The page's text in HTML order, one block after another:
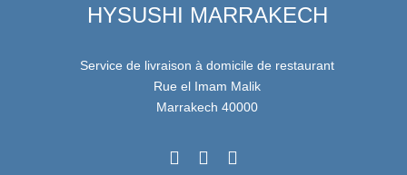
HYSUSHI MARRAKECH
Service de livraison à domicile de restaurant
Rue el Imam Malik
Marrakech 40000